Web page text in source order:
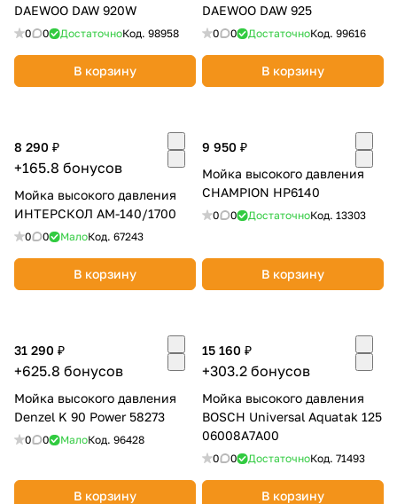
DAEWOO DAW 920W
0 0 ДостаточноКод. 98958
В корзину
DAEWOO DAW 925
0 0 ДостаточноКод. 99616
В корзину
8 290 ₽
+165.8 бонусов
Мойка высокого давления
ИНТЕРСКОЛ АМ-140/1700
0 0 МалоКод. 67243
В корзину
9 950 ₽
Мойка высокого давления
CHAMPION НР6140
0 0 ДостаточноКод. 13303
В корзину
31 290 ₽
+625.8 бонусов
Мойка высокого давления
Denzel K 90 Power 58273
0 0 МалоКод. 96428
В корзину
15 160 ₽
+303.2 бонусов
Мойка высокого давления
BOSCH Universal Aquatak 125
06008A7A00
0 0 ДостаточноКод. 71493
В корзину